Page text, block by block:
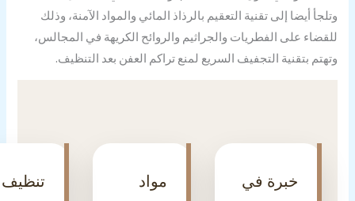
أيضا إلى تقنية التعقيم بالرذاذ المائي والمواد الآمنة، وذلك
على الفطريات والجراثيم والروائح الكريهة في المجالس،
بتقنية التجفيف السريع لمنع تراكم العفن بعد التنظيف.
خبرة في
مواد
تنظيف